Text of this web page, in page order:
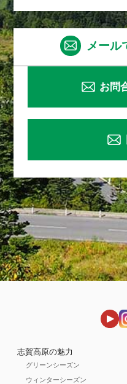
メール
お問
志賀高原の魅力
グリーンシーズン
ウィンターシーズン